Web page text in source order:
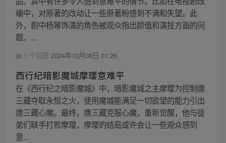
编中，对原著的改动让一些原著粉感到不满和失望。此
外，剧中杨幂饰演的角色被观众指出颜值和演技方面的问
题，...
1 个回答 2024年10月08日 01:26
西行纪暗影魔城摩璎意难平
在《西行纪之暗影魔城》中，暗影魔城之主摩璎为控制唐
三藏夺取永恒之火，使用魔城能满足一切欲望的能力引出
唐三藏心魔。最终，唐三藏克服心魔，重新觉醒，他与徒
弟们联手打败摩璎，摩璎的结局或许会让一些观众感到
意...